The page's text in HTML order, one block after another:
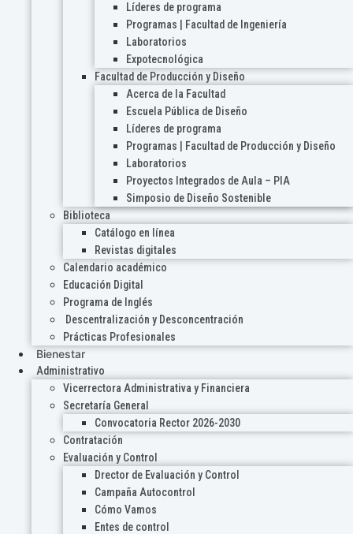
Líderes de programa
Programas | Facultad de Ingeniería
Laboratorios
Expotecnológica
Facultad de Producción y Diseño
Acerca de la Facultad
Escuela Pública de Diseño
Líderes de programa
Programas | Facultad de Producción y Diseño
Laboratorios
Proyectos Integrados de Aula – PIA
Simposio de Diseño Sostenible
Biblioteca
Catálogo en línea
Revistas digitales
Calendario académico
Educación Digital
Programa de Inglés
Descentralización y Desconcentración
Prácticas Profesionales
Bienestar
Administrativo
Vicerrectora Administrativa y Financiera
Secretaría General
Convocatoria Rector 2026-2030
Contratación
Evaluación y Control
Drector de Evaluación y Control
Campaña Autocontrol
Cómo Vamos
Entes de control